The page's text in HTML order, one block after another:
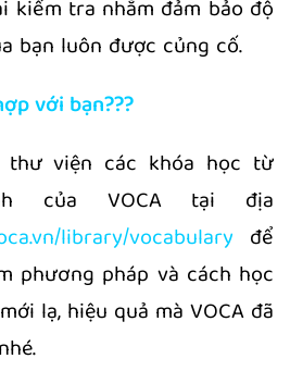
kiểm tra nhằm đảm bảo độ
bạn luôn được củng cố.
với bạn???
viện các khóa học từ
của VOCA tại địa
library/vocabulary để
phương pháp và cách học
lạ, hiệu quả mà VOCA đã